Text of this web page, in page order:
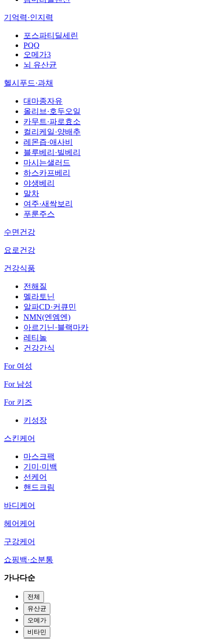
기억력·인지력
포스파티딜세린
PQQ
오메가3
뇌 유산균
헬시푸드·과채
대마종자유
올리브·호두오일
카무트·파로효소
컬리케일·양배추
레몬즙·애사비
블루베리·빌베리
마시는샐러드
하스카프베리
야생베리
말차
여주·새싹보리
푸룬주스
수면건강
요로건강
건강식품
전해질
멜라토닌
알파CD·커큐민
NMN(엔엠엔)
아르기닌·블랙마카
레티놀
건강간식
For 여성
For 남성
For 키즈
키성장
스킨케어
마스크팩
기미·미백
선케어
핸드크림
바디케어
헤어케어
구강케어
쇼핑백·소분통
가나다순
전체
유산균
오메가
비타민